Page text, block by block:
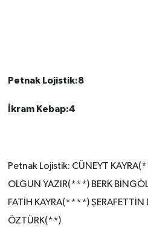
Petnak Lojistik:8
İkram Kebap:4
Petnak Lojistik: CÜNEYT
OLGUN YAZIR(***) BERK
FATİH KAYRA(****)
ÖZTÜRK(**)